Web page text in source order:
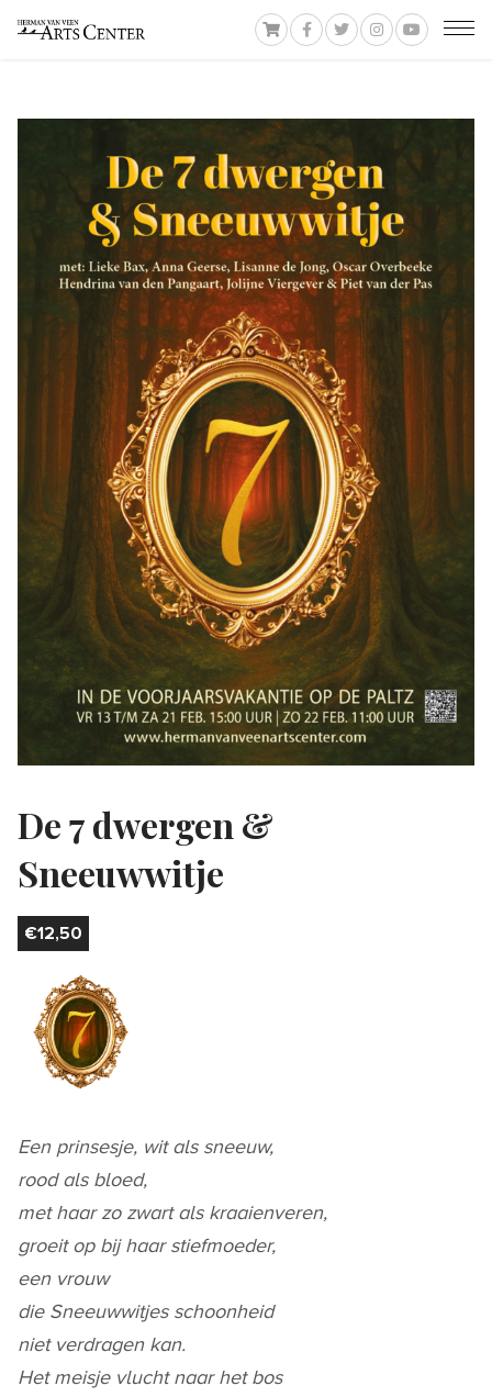
De 7 dwergen &
Sneeuwwitje
€12,50
Een prinsesje, wit als sneeuw,
rood als bloed,
met haar zo zwart als kraaienveren,
groeit op bij haar stiefmoeder,
een vrouw
die Sneeuwwitjes schoonheid
niet verdragen kan.
Het meisje vlucht naar het bos